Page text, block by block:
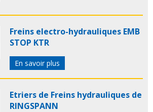
Freins electro-hydrauliques EMB
STOP KTR
En savoir plus
Etriers de Freins hydrauliques de
RINGSPANN